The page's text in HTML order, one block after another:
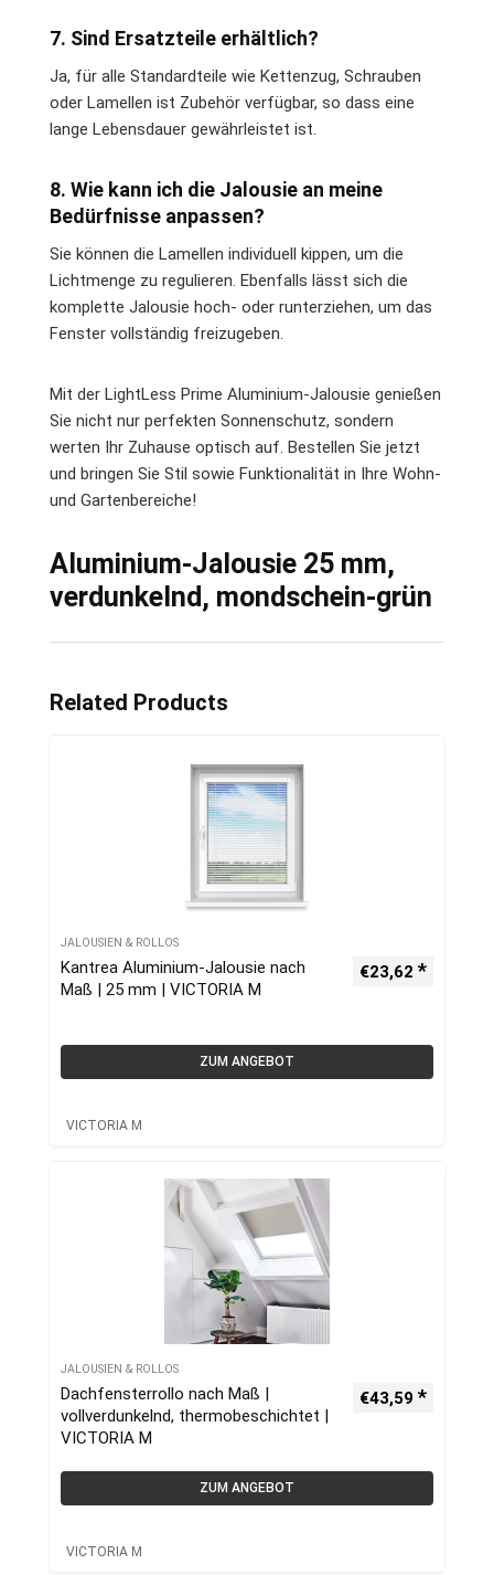
7. Sind Ersatzteile erhältlich?
Ja, für alle Standardteile wie Kettenzug, Schrauben
oder Lamellen ist Zubehör verfügbar, so dass eine
lange Lebensdauer gewährleistet ist.
8. Wie kann ich die Jalousie an meine
Bedürfnisse anpassen?
Sie können die Lamellen individuell kippen, um die
Lichtmenge zu regulieren. Ebenfalls lässt sich die
komplette Jalousie hoch- oder runterziehen, um das
Fenster vollständig freizugeben.
Mit der LightLess Prime Aluminium-Jalousie genießen
Sie nicht nur perfekten Sonnenschutz, sondern
werten Ihr Zuhause optisch auf. Bestellen Sie jetzt
und bringen Sie Stil sowie Funktionalität in Ihre Wohn-
und Gartenbereiche!
Aluminium-Jalousie 25 mm,
verdunkelnd, mondschein-grün
Related Products
JALOUSIEN & ROLLOS
Kantrea Aluminium-Jalousie nach
Maß | 25 mm | VICTORIA M
€23,62
ZUM ANGEBOT
VICTORIA M
JALOUSIEN & ROLLOS
Dachfensterrollo nach Maß |
vollverdunkelnd, thermobeschichtet |
VICTORIA M
€43,59
ZUM ANGEBOT
VICTORIA M